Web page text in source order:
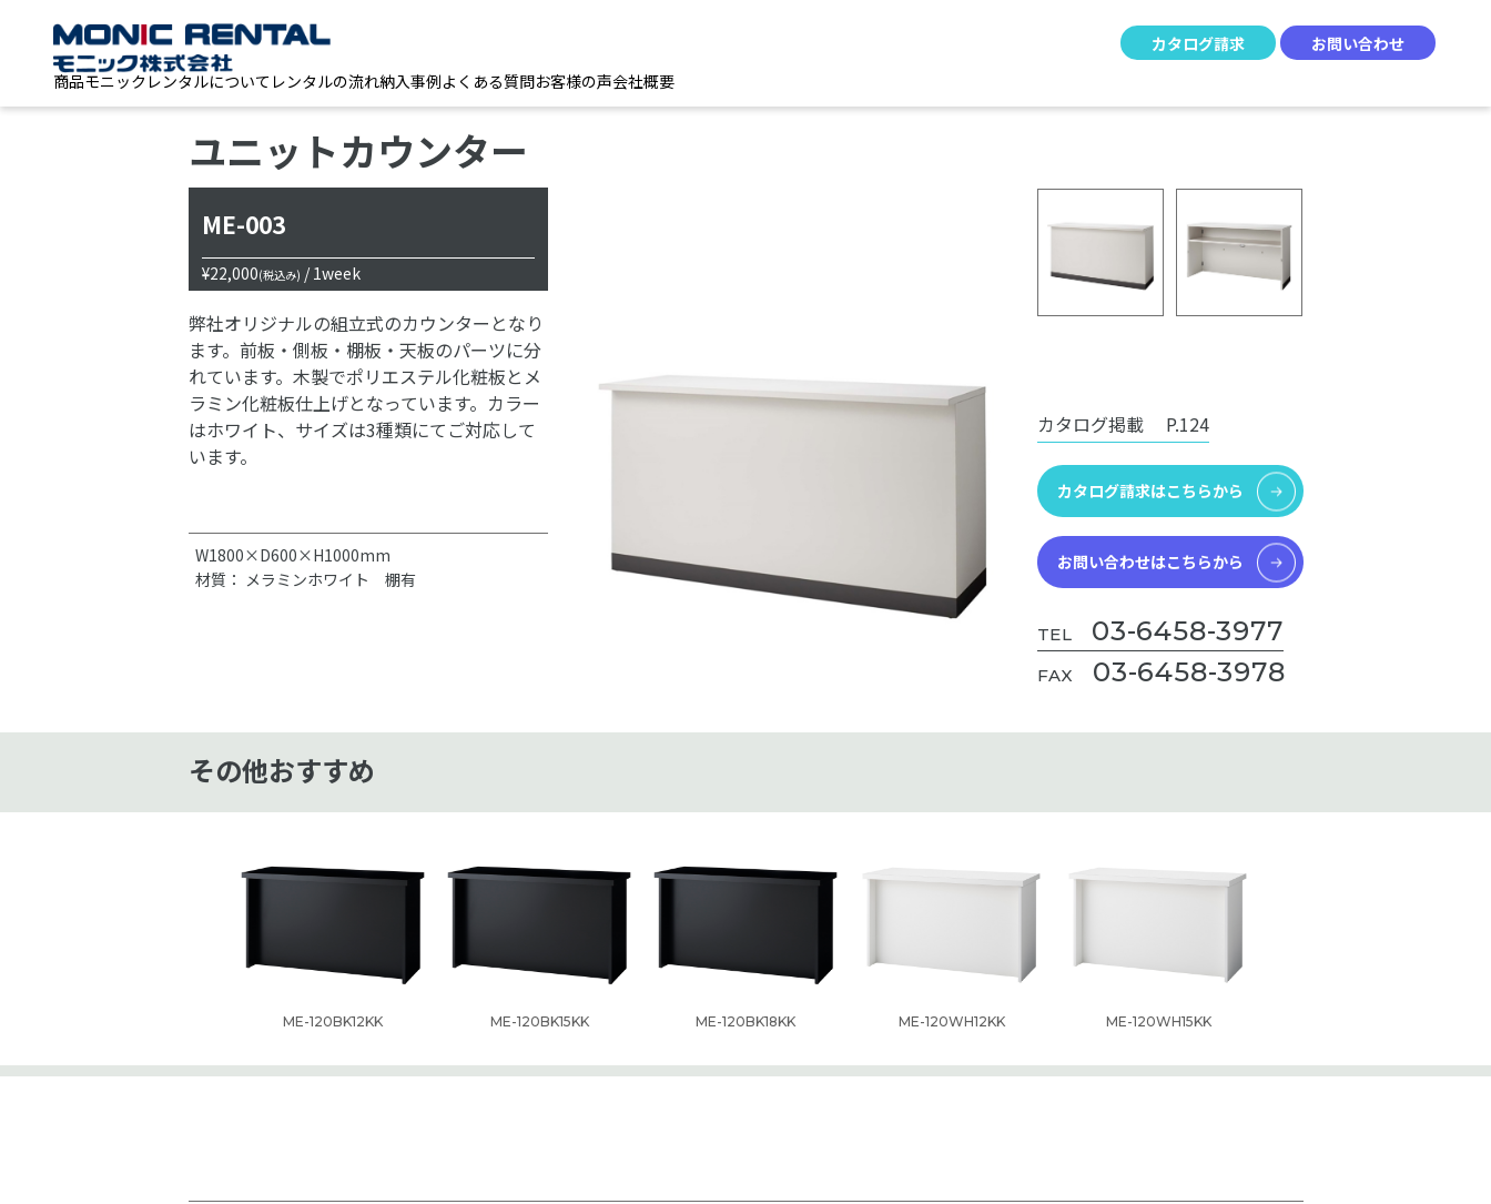
カタログ請求
お問い合わせ
商品モニックレンタルについて レンタルの流れ納入事例よくある質問お客様の声会社概要
ユニットカウンター
ME-003
¥22,000(税込み) / 1week
弊社オリジナルの組立式のカウンターとなり
ます。前板・側板・棚板・天板のパーツに分
れています。木製でポリエステル化粧板とメ
ラミン化粧板仕上げとなっています。カラー
はホワイト、サイズは3種類にてご対応して
います。
W1800×D600×H1000mm
材質： メラミンホワイト 棚有
カタログ掲載 P.124
カタログ請求はこちらから
お問い合わせはこちらから
TEL 03-6458-3977
FAX 03-6458-3978
その他おすすめ
ME-120BK12KK ME-120BK15KK ME-120BK18KK ME-120WH12KK ME-120WH15KK